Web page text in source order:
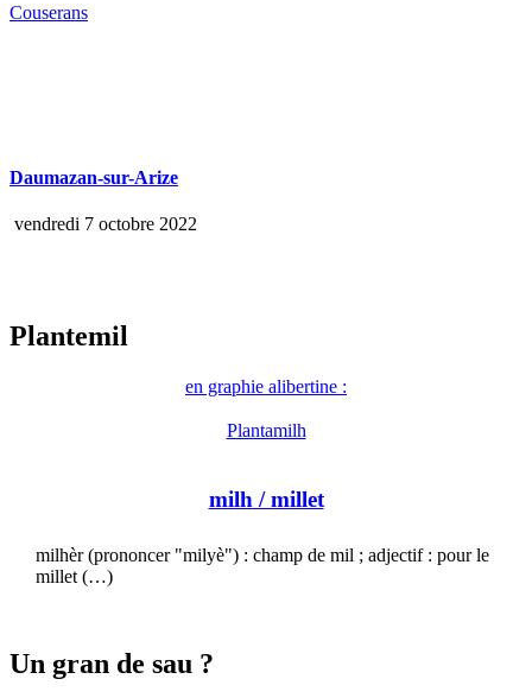
Couserans
Daumazan-sur-Arize
vendredi 7 octobre 2022
Plantemil
en graphie alibertine :
Plantamilh
milh / millet
milhèr (prononcer "milyè") : champ de mil ; adjectif : pour le
millet (…)
Un gran de sau ?